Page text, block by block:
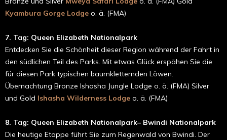
Kyambura Gorge Lodge o. ä. (FMA)
7. Tag: Queen Elizabeth Nationalpark
Entdecken Sie die Schönheit dieser Region während der Fahrt in
den südlichen Teil des Parks. Mit etwas Glück erspähen Sie die
für diesen Park typischen baumkletternden Löwen.
Übernachtung Bronze Ishasha Jungle Lodge o. ä. (FMA) Silver
und Gold Ishasha Wilderness Lodge o. ä. (FMA)
8. Tag: Queen Elizabeth Nationalpark– Bwindi Nationalpark
Die heutige Etappe führt Sie zum Regenwald von Bwindi. Der